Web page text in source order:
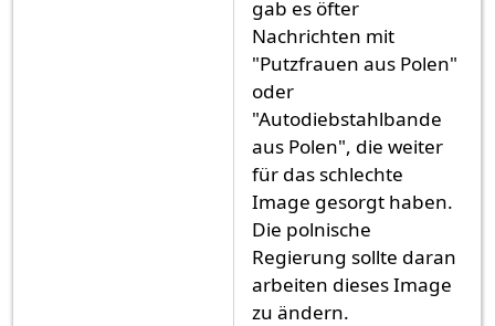
gab es öfter
Nachrichten mit
"Putzfrauen aus Polen"
oder
"Autodiebstahlbande
aus Polen", die weiter
für das schlechte
Image gesorgt haben.
Die polnische
Regierung sollte daran
arbeiten dieses Image
zu ändern.